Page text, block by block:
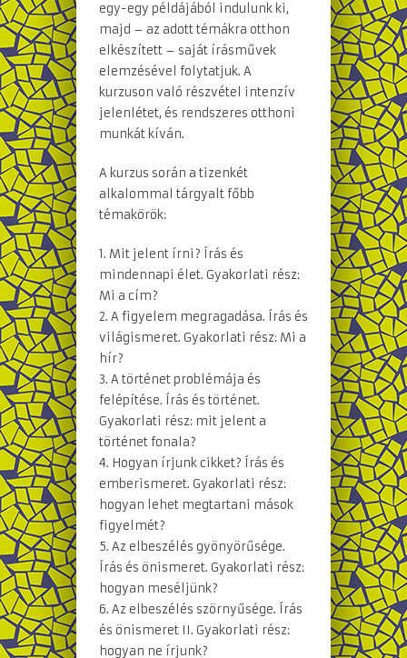
egy-egy példájából indulunk ki,
majd – az adott témákra otthon
elkészített – saját írásművek
elemzésével folytatjuk. A
kurzuson való részvétel intenzív
jelenlétet, és rendszeres otthoni
munkát kíván.
A kurzus során a tizenkét
alkalommal tárgyalt főbb
témakörök:
1. Mit jelent írni? Írás és
mindennapi élet. Gyakorlati rész:
Mi a cím?
2. A figyelem megragadása. Írás és
világismeret. Gyakorlati rész: Mi a
hír?
3. A történet problémája és
felépítése. Írás és történet.
Gyakorlati rész: mit jelent a
történet fonala?
4. Hogyan írjunk cikket? Írás és
emberismeret. Gyakorlati rész:
hogyan lehet megtartani mások
figyelmét?
5. Az elbeszélés gyönyörűsége.
Írás és önismeret. Gyakorlati rész:
hogyan meséljünk?
6. Az elbeszélés szörnyűsége. Írás
és önismeret II. Gyakorlati rész:
hogyan ne írjunk?